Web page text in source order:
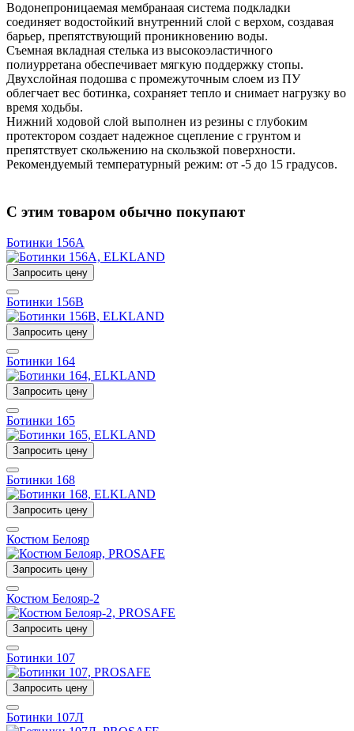
Водонепроницаемая мембранаая система подкладки
соединяет водостойкий внутренний слой с верхом, создавая
барьер, препятствующий проникновению воды.
Съемная вкладная стелька из высокоэластичного
полиурретана обеспечивает мягкую поддержку стопы.
Двухслойная подошва с промежуточным слоем из ПУ
облегчает вес ботинка, сохраняет тепло и снимает нагрузку во
время ходьбы.
Нижний ходовой слой выполнен из резины с глубоким
протектором создает надежное сцепление с грунтом и
препятствует скольжению на скользкой поверхности.
Рекомендуемый температурный режим: от -5 до 15 градусов.
С этим товаром обычно покупают
Ботинки 156A
Запросить цену
Ботинки 156B
Запросить цену
Ботинки 164
Запросить цену
Ботинки 165
Запросить цену
Ботинки 168
Запросить цену
Костюм Белояр
Запросить цену
Костюм Белояр-2
Запросить цену
Ботинки 107
Запросить цену
Ботинки 107Л